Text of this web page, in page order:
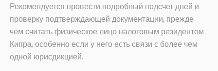
Рекомендуется провести подробный подсчет дней и
проверку подтверждающей документации, прежде
чем считать физическое лицо налоговым резидентом
Кипра, особенно если у него есть связи с более чем
одной юрисдикцией.